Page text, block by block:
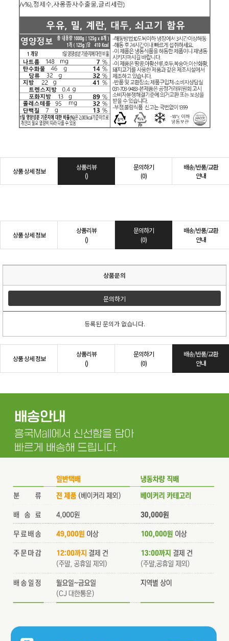
상품 상세 정보
상품리뷰
()
문의하기
(0)
배송/반품/교환
안내
상품 상세 정보
상품리뷰
()
문의하기
(0)
배송/반품/교환
안내
상품문의
문의하기
등록된 문의가 없습니다.
상품 상세 정보
상품리뷰
()
문의하기
(0)
배송/반품/교환
안내